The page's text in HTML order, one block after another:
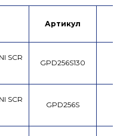
данных
Артикул
SCR
GPD256S130
SCR
GPD256S